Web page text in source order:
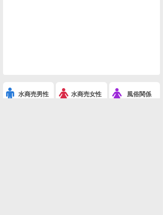
水商売男性 水商売女性 風俗関係